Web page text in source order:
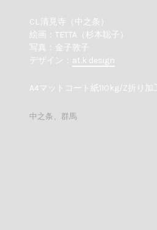
CL.清見寺（中之条）
絵画：TETTA（杉本聡子）
写真：金子敦子
デザイン： at.k design
A4マットコート紙110kg/Z折り加
中之条 、 群馬